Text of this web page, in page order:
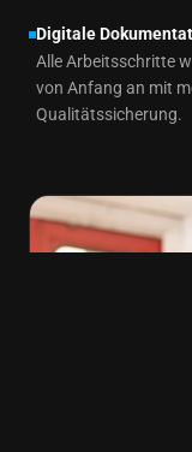
Digitale
Alle Arbeitsschritte
von Anfang an mit
Qualitätssicherung.